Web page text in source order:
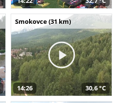
Smokovce (31 km)
14:26 30,6 °C